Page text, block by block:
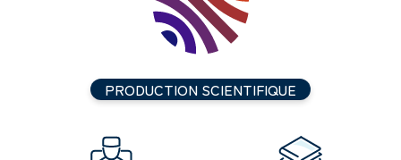
PRODUCTION SCIENTIFIQUE